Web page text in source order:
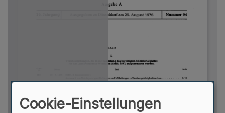
Cookie-Einstellungen